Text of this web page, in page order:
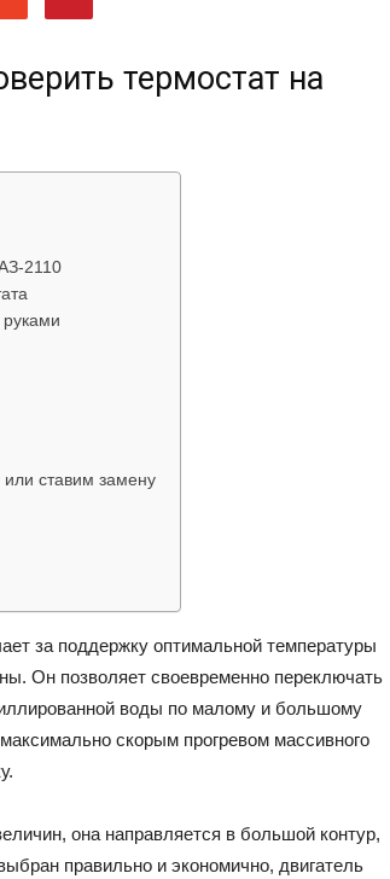
термостат на
2110
ставим замену
за поддержку оптимальной температуры
Он позволяет своевременно переключать
воды по малому и большому
скорым прогревом массивного
она направляется в большой контур,
правильно и экономично, двигатель